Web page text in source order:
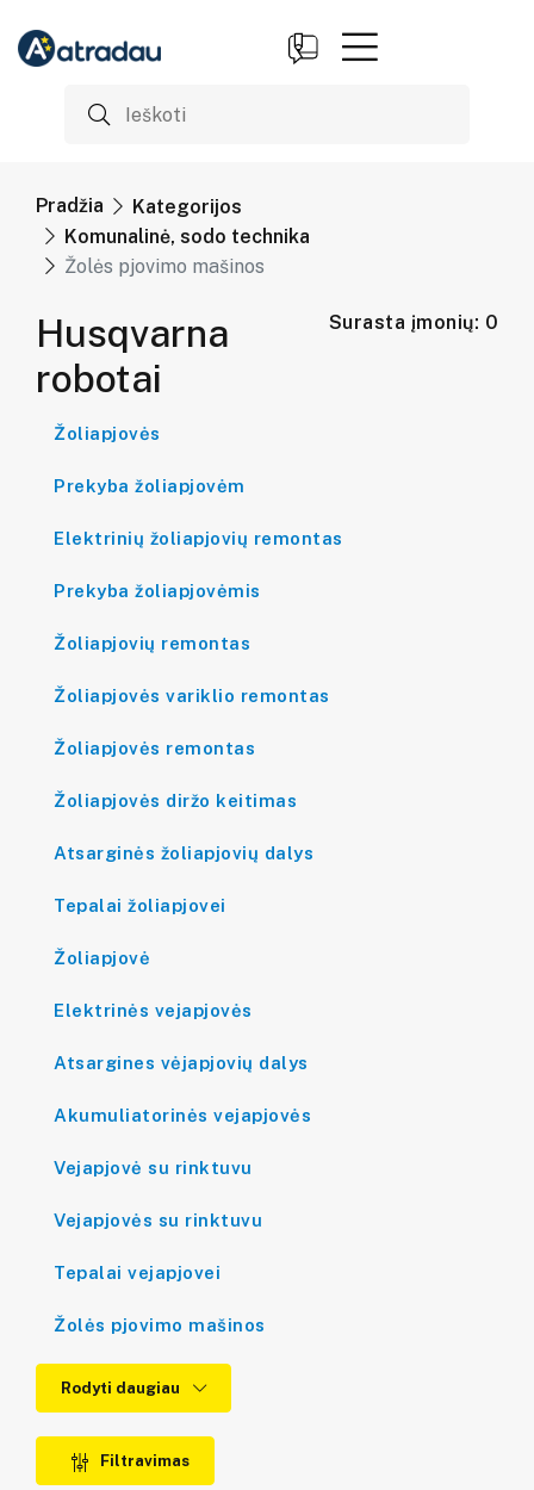
Pradžia
Kategorijos
Komunalinė, sodo technika
Žolės pjovimo mašinos
Husqvarna
robotai
Surasta įmonių: 0
Žoliapjovės
Prekyba žoliapjovėm
Elektrinių žoliapjovių remontas
Prekyba žoliapjovėmis
Žoliapjovių remontas
Žoliapjovės variklio remontas
Žoliapjovės remontas
Žoliapjovės diržo keitimas
Atsarginės žoliapjovių dalys
Tepalai žoliapjovei
Žoliapjovė
Elektrinės vejapjovės
Atsargines vėjapjovių dalys
Akumuliatorinės vejapjovės
Vejapjovė su rinktuvu
Vejapjovės su rinktuvu
Tepalai vejapjovei
Žolės pjovimo mašinos
Rodyti daugiau
Filtravimas